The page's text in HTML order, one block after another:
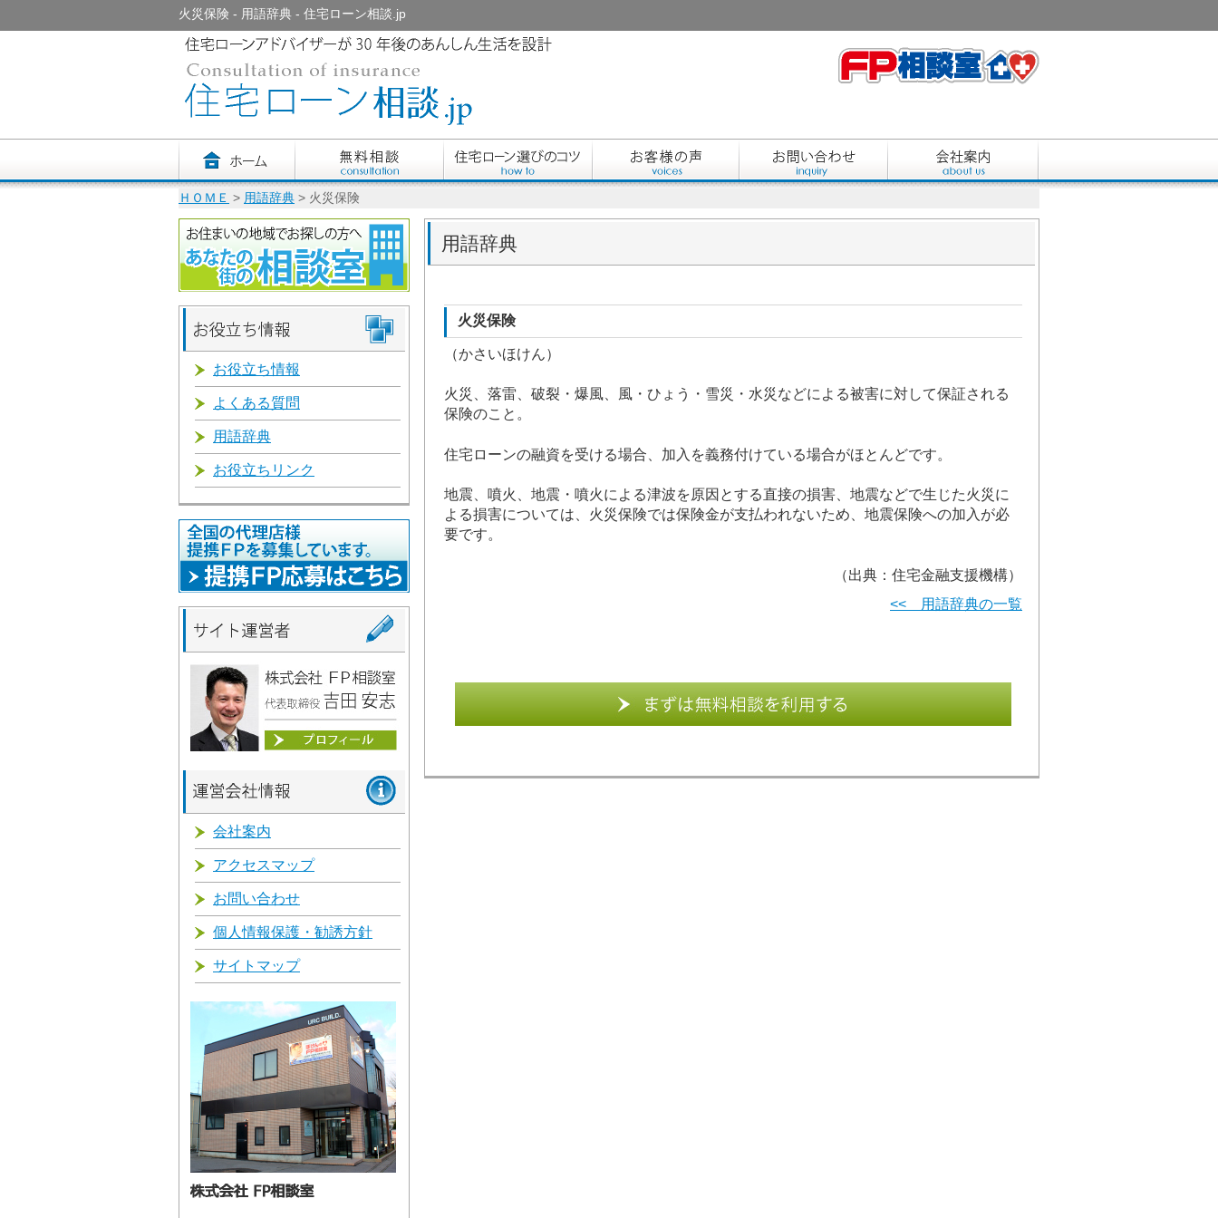
火災保険 - 用語辞典 - 住宅ローン相談.jp
ＨＯＭＥ > 用語辞典 > 火災保険
用語辞典
火災保険
（かさいほけん）
火災、落雷、破裂・爆風、風・ひょう・雪災・水災などによる被害に対して保証される
保険のこと。
住宅ローンの融資を受ける場合、加入を義務付けている場合がほとんどです。
地震、噴火、地震・噴火による津波を原因とする直接の損害、地震などで生じた火災に
よる損害については、火災保険では保険金が支払われないため、地震保険への加入が必
要です。
（出典：住宅金融支援機構）
<< 用語辞典の一覧
お役立ち情報
よくある質問
用語辞典
お役立ちリンク
会社案内
アクセスマップ
お問い合わせ
個人情報保護・勧誘方針
サイトマップ